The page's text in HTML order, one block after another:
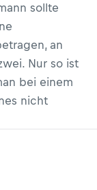
sollte
an
Nur so ist
bei einem
nicht